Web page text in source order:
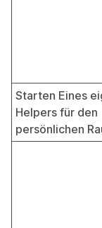
Starten Eines
Helpers für den
persönlichen